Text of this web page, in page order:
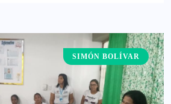
SIMÓN BOLÍVAR